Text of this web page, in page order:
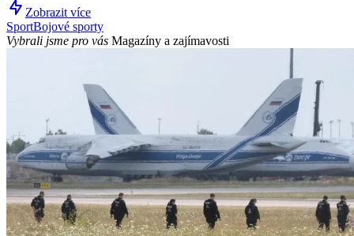
Zobrazit více
SportBojové sporty
Vybrali jsme pro vás Magazíny a zajímavosti